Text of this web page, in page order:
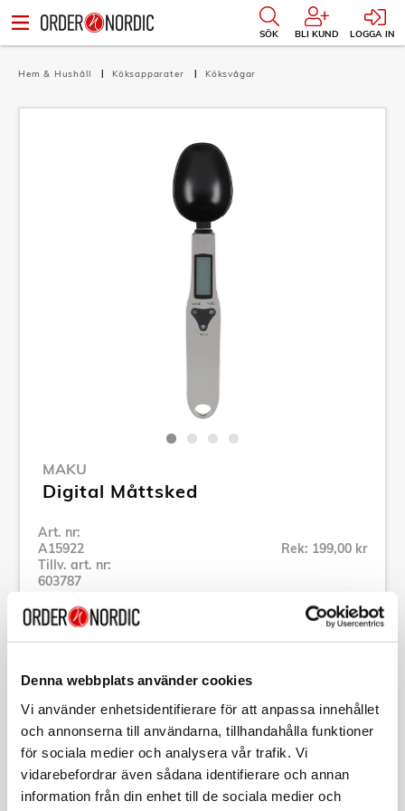
Denna webbplats använder cookies
Vi använder enhetsidentifierare för att anpassa innehållet
och annonserna till användarna, tillhandahålla funktioner
för sociala medier och analysera vår trafik. Vi
vidarebefordrar även sådana identifierare och annan
information från din enhet till de sociala medier och
SÖK BLI KUND LOGGA IN
Hem & Hushåll Köksapparater Köksvågar
MAKU
Digital Måttsked
Art. nr:
A15922
Tillv. art. nr:
603787
Rek: 199,00 kr
Specifikation
Beskrivning
Art. nr:A15922
Tillv. art. nr:603787